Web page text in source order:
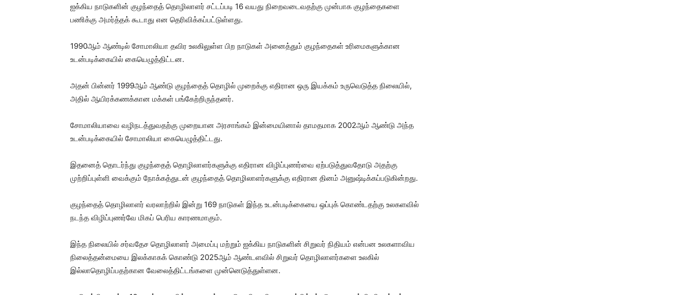
ஐக்கிய நாடுகளின் குழந்தைத் தொழிலாளர் சட்டப்படி 16 வயது நிறைவடைவதற்கு முன்பாக குழந்தைகளை
பணிக்கு அமர்த்தக் கூடாது என தெரிவிக்கப்பட்டுள்ளது.
1990ஆம் ஆண்டில் சோமாலியா தவிர உலகிலுள்ள பிற நாடுகள் அனைத்தும் குழந்தைகள் உரிமைகளுக்கான
உடன்படிக்கையில் கையெழுத்திட்டன.
அதன் பின்னர் 1999ஆம் ஆண்டு குழந்தைத் தொழில் முறைக்கு எதிரான ஒரு இயக்கம் உருவெடுத்த நிலையில்,
அதில் ஆயிரக்கணக்கான மக்கள் பங்கேற்றிருந்தனர்.
சோமாலியாவை வழிநடத்துவதற்கு முறையான அரசாங்கம் இன்மையினால் தாமதமாக 2002ஆம் ஆண்டு அந்த
உடன்படிக்கையில் சோமாலியா கையெழுத்திட்டது.
இதனைத் தொடர்ந்து குழந்தைத் தொழிலாளர்களுக்கு எதிரான விழிப்புணர்வை ஏற்படுத்துவதோடு அதற்கு
முற்றிப்புள்ளி வைக்கும் நோக்கத்துடன் குழந்தைத் தொழிலாளர்களுக்கு எதிரான தினம் அனுஷ்டிக்கப்படுகின்றது.
குழந்தைத் தொழிலாளர் வரலாற்றில் இன்று 169 நாடுகள் இந்த உடன்படிக்கையை ஒப்புக் கொண்டதற்கு உலகளவில்
நடந்த விழிப்புணர்வே மிகப் பெரிய காரணமாகும்.
இந்த நிலையில் சர்வதேச தொழிலாளர் அமைப்பு மற்றும் ஐக்கிய நாடுகளின் சிறுவர் நிதியம் என்பன உலகளாவிய
நிலைத்தன்மையை இலக்காகக் கொண்டு 2025ஆம் ஆண்டளவில் சிறுவர் தொழிலாளர்களை உலகில்
இல்லாதொழிப்பதற்கான வேலைத்திட்டங்களை முன்னெடுத்துள்ளன.